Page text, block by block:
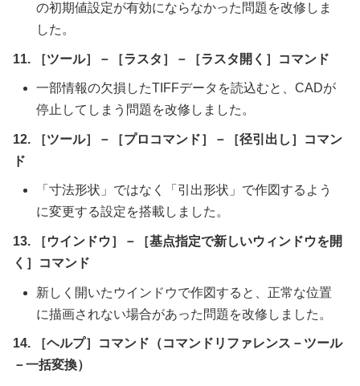
の初期値設定が有効にならなかった問題を改修しま
した。
11. ［ツール］－［ラスタ］－［ラスタ開く］コマンド
一部情報の欠損したTIFFデータを読込むと、CADが
停止してしまう問題を改修しました。
12. ［ツール］－［プロコマンド］－［径引出し］コマン
ド
「寸法形状」ではなく「引出形状」で作図するよう
に変更する設定を搭載しました。
13. ［ウインドウ］－［基点指定で新しいウィンドウを開
く］コマンド
新しく開いたウインドウで作図すると、正常な位置
に描画されない場合があった問題を改修しました。
14. ［ヘルプ］コマンド（コマンドリファレンス－ツール
－一括変換）